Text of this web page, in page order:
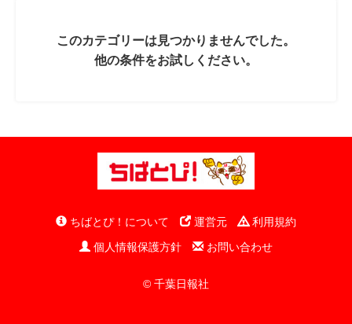
このカテゴリーは見つかりませんでした。
他の条件をお試しください。
ちばとぴ！について 運営元
利用規約
個人情報保護方針
お問い合わせ
© 千葉日報社